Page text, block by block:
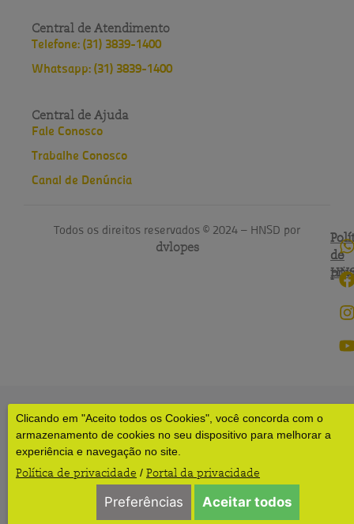
Clicando em "Aceito todos os Cookies", você concorda com o
armazenamento de cookies no seu dispositivo para melhorar a
experiência e navegação no site.
Política de privacidade / Portal da privacidade
Preferências Aceitar todos
Central de Atendimento
Telefone: (31) 3839-1400
Whatsapp: (31) 3839-1400
Central de Ajuda
Fale Conosco
Trabalhe Conosco
Canal de Denúncia
Todos os direitos reservados © 2024 – HNSD por
dvlopes
de
do